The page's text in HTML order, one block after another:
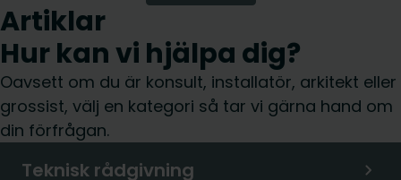
Artiklar
Hur kan vi hjälpa dig?
Oavsett om du är konsult, installatör, arkitekt eller
grossist, välj en kategori så tar vi gärna hand om
din förfrågan.
Teknisk rådgivning